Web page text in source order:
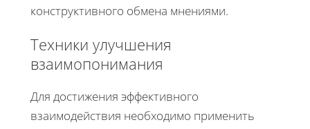
конструктивного обмена мнениями.
Техники улучшения
взаимопонимания
Для достижения эффективного
взаимодействия необходимо применить